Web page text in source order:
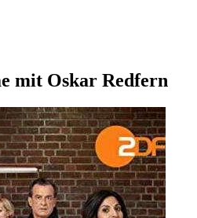
mit Oskar Redfern